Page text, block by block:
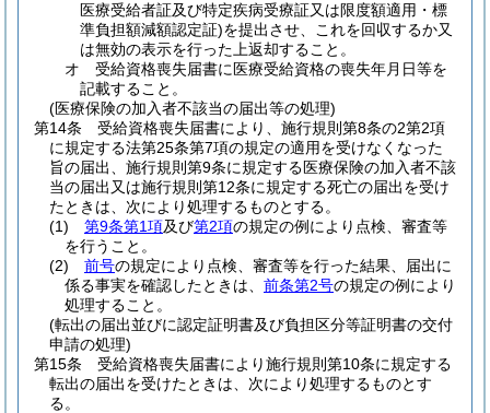
医療受給者証及び特定疾病受療証又は限度額適用・標
準負担額減額認定証)を提出させ、これを回収するか又
は無効の表示を行った上返却すること。
オ
受給資格喪失届書に医療受給資格の喪失年月日等を
記載すること。
(医療保険の加入者不該当の届出等の処理)
第14条
受給資格喪失届書により、施行規則第8条の2第2項
に規定する法第25条第7項の規定の適用を受けなくなった
旨の届出、施行規則第9条に規定する医療保険の加入者不該
当の届出又は施行規則第12条に規定する死亡の届出を受け
たときは、次により処理するものとする。
(1)
第9条第1項及び第2項の規定の例により点検、審査等
を行うこと。
(2)
前号の規定により点検、審査等を行った結果、届出に
係る事実を確認したときは、 前条第2号の規定の例により
処理すること。
(転出の届出並びに認定証明書及び負担区分等証明書の交付
申請の処理)
第15条
受給資格喪失届書により施行規則第10条に規定する
転出の届出を受けたときは、次により処理するものとす
る。